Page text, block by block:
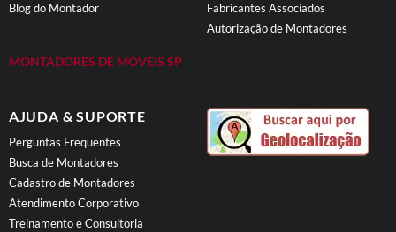
Blog do Montador
MONTADORES DE MÓVEIS SP
Fabricantes Associados
Autorização de Montadores
AJUDA & SUPORTE
Perguntas Frequentes
Busca de Montadores
Cadastro de Montadores
Atendimento Corporativo
Treinamento e Consultoria